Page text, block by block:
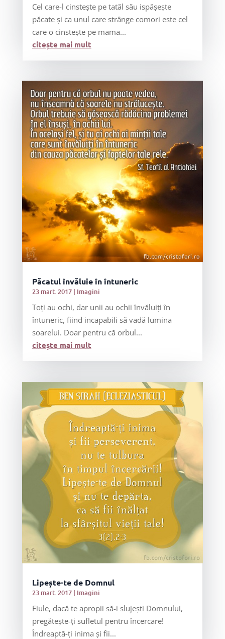
Cel care-l cinstește pe tatăl său ispășește
păcate și ca unul care strânge comori este cel
care o cinstește pe mama...
citește mai mult
Păcatul învăluie în întuneric
23 mart. 2017| Imagini
Toți au ochi, dar unii au ochii învăluiți în
întuneric, fiind incapabili să vadă lumina
soarelui. Doar pentru că orbul...
citește mai mult
Lipește-te de Domnul
23 mart. 2017| Imagini
Fiule, dacă te apropii să-i slujești Domnului,
pregătește-ți sufletul pentru încercare!
Îndreaptă-ți inima și fii...